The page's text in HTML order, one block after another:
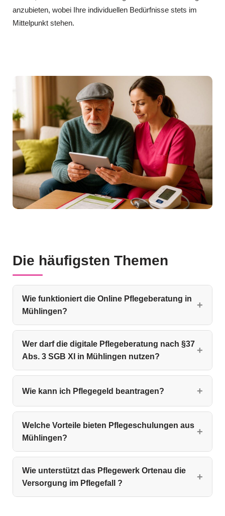
anzubieten, wobei Ihre individuellen Bedürfnisse stets im
Mittelpunkt stehen.
Die häufigsten Themen
Wie funktioniert die Online Pflegeberatung in
Mühlingen?
Wer darf die digitale Pflegeberatung nach §37
Abs. 3 SGB XI in Mühlingen nutzen?
Wie kann ich Pflegegeld beantragen?
Welche Vorteile bieten Pflegeschulungen aus
Mühlingen?
Wie unterstützt das Pflegewerk Ortenau die
Versorgung im Pflegefall ?